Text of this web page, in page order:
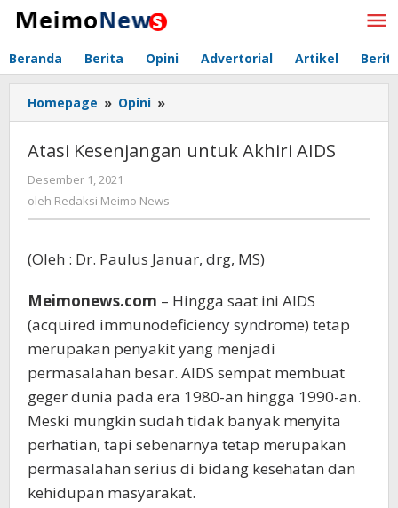
Lewati
Beranda Berita Opini Advertorial Artikel
Homepage » Opini »
Kesenjangan
Akhiri
Atasi Kesenjangan untuk Akhiri AIDS
Desember 1, 2021
Redaksi
oleh Redaksi Meimo News
(Oleh : Dr. Paulus Januar, drg, MS)
Meimonews.com – Hingga saat ini AIDS
(acquired immunodeficiency syndrome) tetap
merupakan penyakit yang menjadi
permasalahan besar. AIDS sempat membuat
geger dunia pada era 1980-an hingga 1990-an.
Meski mungkin sudah tidak banyak menyita
perhatian, tapi sebenarnya tetap merupakan
permasalahan serius di bidang kesehatan dan
kehidupan masyarakat.